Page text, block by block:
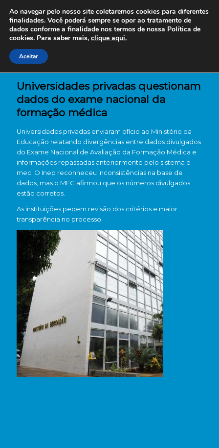
Universidades privadas questionam
dados do exame nacional da
formação médica
Universidades privadas enviaram ofício ao Ministério da
Educação relatando divergências entre dados divulgados
do Exame Nacional de Avaliação da Formação Médica e
informações repassadas anteriormente pelo sistema e-
mec. O Inep reconheceu inconsistências na base de
dados, mas o MEC afirmou que os números divulgados
estão corretos.
As instituições pedem revisão dos critérios e maior
transparência no processo.
Ao navegar pelo nosso site coletaremos cookies para diferentes
finalidades. Você poderá sempre se opor ao tratamento de
dados conforme a finalidade nos termos de nossa Política de
cookies. Para saber mais, clique aqui.
Aceitar